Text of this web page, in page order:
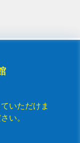
いただけま
い。